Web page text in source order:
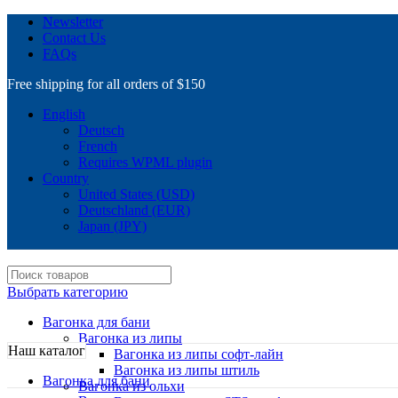
Newsletter
Contact Us
FAQs
Free shipping for all orders of $150
English
Deutsch
French
Requires WPML plugin
Country
United States (USD)
Deutschland (EUR)
Japan (JPY)
Выбрать категорию
Вагонка для бани
Вагонка из липы
Вагонка из липы софт-лайн
Вагонка из липы штиль
Вагонка из ольхи
Наш каталог
Вагонка для бани